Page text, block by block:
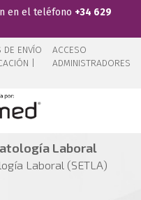
en el teléfono +34 629
DE ENVÍO
|
ACCESO
ADMINISTRADORES
Laboral
Laboral (SETLA)